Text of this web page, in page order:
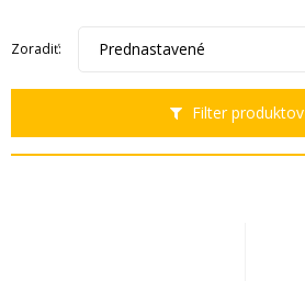
Filter produktov
Zoradiť: Prednastavené